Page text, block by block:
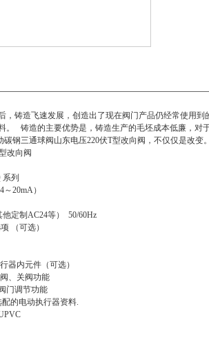
，铸造飞速发展，创造出了现在阀门产品仍经常使用
。 铸造的主要优势是，铸造生产的毛坯成本低廉，对
碳钢三通球阀山东电压220伏T型改向阀 ，不仅仅是改变。
改向阀
列
20mA）
定制AC24等） 50/60Hz
（可选）
器内元件（可选）
、关阀功能
门调节功能
的电动执行器资料.